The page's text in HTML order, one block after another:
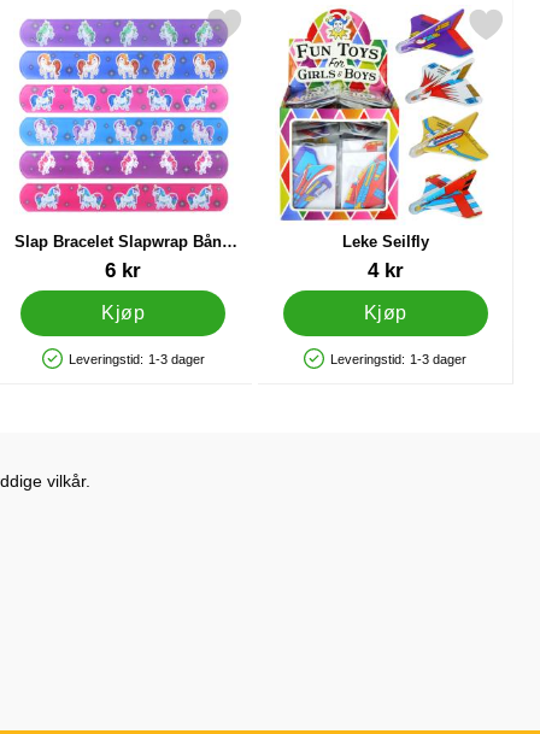
som favoritt
Slap Bracelet Slapwrap Bånd
Enhjørning
Varenummer 38228
6 kr
Kjøp
Produkttilgjengelighet: På lager
Leveringstid: 1-3 dager
Merk slap Bracelet Slapwrap Bånd Enhjørning som favoritt
Leke Seilfly
Varenummer 16834
4 kr
Kjøp
Produkttilgjengelighet: På lager
Leveringstid: 1-3 dager
Merk leke Seilfly
vilkår.